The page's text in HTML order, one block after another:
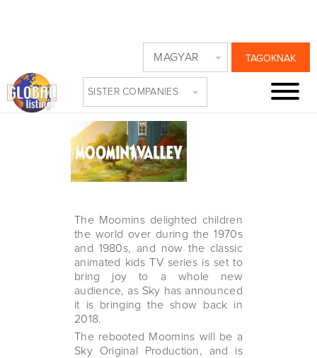
TAGOKNAK
MAGYAR
SISTER COMPANIES
MOOMINS MOVE
TO SKY
The Moomins delighted children
the world over during the 1970s
and 1980s, and now the classic
animated kids TV series is set to
bring joy to a whole new
audience, as Sky has announced
it is bringing the show back in
2018.
The rebooted Moomins will be a
Sky Original Production, and is